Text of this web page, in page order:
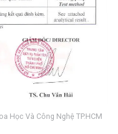
Học Và Công Nghệ TP.HCM